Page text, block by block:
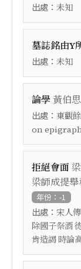
出處： 未知
墓誌銘由Y
出處： 未知
論學 黃伯思
出處： 東觀
on
拒絕會面
梁師成提
年份：-1
出處： 宋人
除國子祭酒
肯造謁 時論